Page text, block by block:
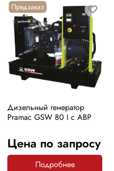
Предзаказ
Дизельный генератор
Pramac GSW 80 I с АВР
Цена по запросу
Подробнее